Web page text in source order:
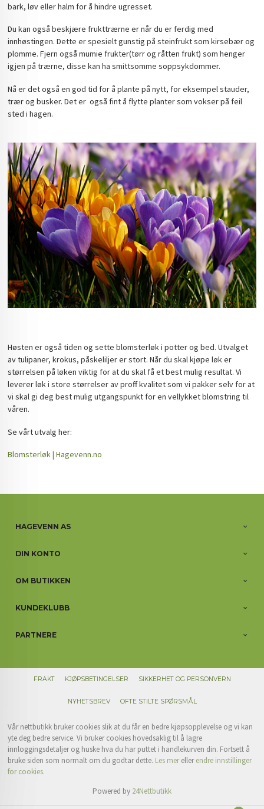
bark, løv eller halm for å hindre ugresset.
Du kan også beskjære frukttrærne er når du er ferdig med
innhøstingen. Dette er spesielt gunstig på steinfrukt som kirsebær og
plomme. Fjern også mumie frukter(tørr og råtten frukt) som henger
igjen på trærne, disse kan ha smittsomme soppsykdommer.
Nå er det også en god tid for å plante på nytt, for eksempel stauder,
trær og busker. Det er også fint å flytte planter som vokser på feil
sted i hagen.
Høsten er også tiden og sette blomsterløk i potter og bed. Utvalget
av tulipaner, krokus, påskeliljer er stort. Når du skal kjøpe løk er
størrelsen på løken viktig for at du skal få et best mulig resultat. Vi
leverer løk i store størrelser av proff kvalitet som vi pakker selv for at
vi skal gi deg best mulig utgangspunkt for en vellykket blomstring til
våren.
Se vårt utvalg her:
Blomsterløk | Hagevenn.no
HAGEVENN AS
DIN KONTO
OM BUTIKKEN
KUNDEKLUBB
PARTNERE
FRAKT KJØPSBETINGELSER SIKKERHET OG PERSONVERN
NYHETSBREV OFTE STILTE SPØRSMÅL
Vår nettbutikk bruker cookies slik at du får en bedre kjøpsopplevelse og vi kan
yte deg bedre service. Vi bruker cookies hovedsaklig til å lagre
innloggingsdetaljer og huske hva du har puttet i handlekurven din. Fortsett å
bruke siden som normalt om du godtar dette. Les merellerendre innstillinger
for cookies.
Powered by 24Nettbutikk